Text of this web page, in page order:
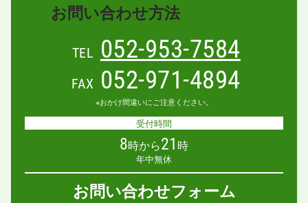
お問い合わせ方法
TEL 052-953-7584
FAX 052-971-4894
※おかけ間違いにご注意ください。
受付時間
8時から21 時
年中無休
お問い合わせフォーム